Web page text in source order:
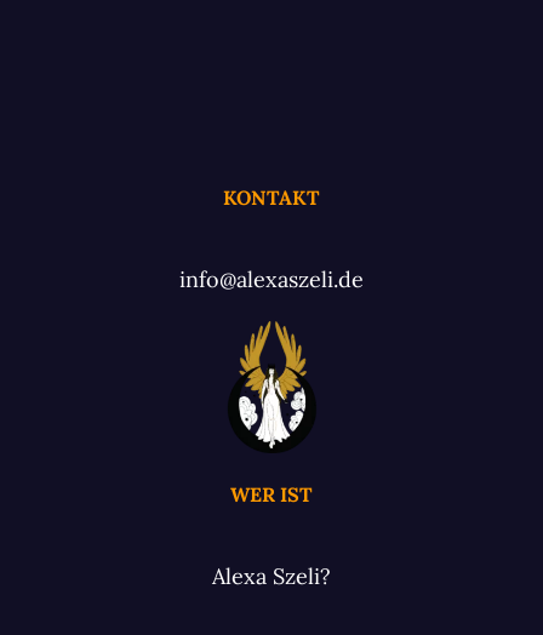
KONTAKT
info@alexaszeli.de
WER IST
Alexa Szeli?